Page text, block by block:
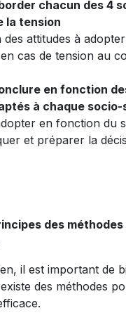
chacun des 4
la tension
des attitudes à
cas de tension au
en fonction
à chaque
en fonction du
et préparer la
des méthodes
il est important de
des méthodes